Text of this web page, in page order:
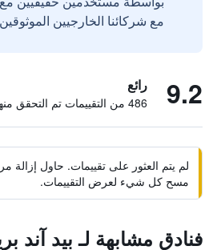
مع شركائنا الخارجيين
9.2 رائع
486 من التقييمات تم التحقق منها
لم يتم العثور على تقييمات. حاول إزالة
مسح كل شيء لعرض التقييمات.
فنادق مشابهة لـ بيد آند